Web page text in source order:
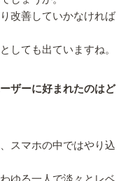
改善していかなければ
しても出ていますね。
ザーに好まれたのはど
スマホの中ではやり込
ゆる一人で淡々とレベ